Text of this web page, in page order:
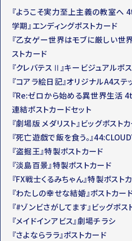
『ようこそ実力至上主義の教室へ
学期』エンディングポストカード
『乙女ゲー世界はモブに厳しい世
ストカード
『クレバテスⅡ』キービジュアルポ
『コアラ絵日記』オリジナルA4ステ
『Re:ゼロから始める異世界生活
連結ポストカードセット
『劇場版 メダリスト』ビッグポスト
『死亡遊戯で飯を食う。』
『盗掘王』特製ポストカード
『淡島百景』特製ポストカード
『FX戦士くるみちゃん』特製ポスト
『わたしの幸せな結婚』ポストカー
『#ゾンビさがしてます』ビッグポス
『メイドインアビス』劇場チラシ
『さよならララ』ポストカード